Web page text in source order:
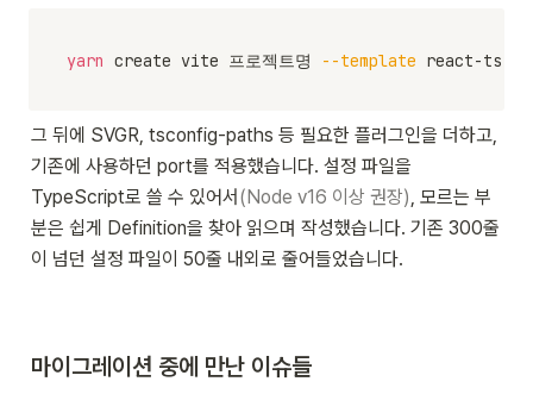
yarn create vite 프로젝트명 --template react-ts
그 뒤에 SVGR, tsconfig-paths 등 필요한 플러그인을 더하고,
기존에 사용하던 port를 적용했습니다. 설정 파일을
TypeScript로 쓸 수 있어서(Node v16 이상 권장), 모르는 부
분은 쉽게 Definition을 찾아 읽으며 작성했습니다. 기존 300줄
이 넘던 설정 파일이 50줄 내외로 줄어들었습니다.
마이그레이션 중에 만난 이슈들